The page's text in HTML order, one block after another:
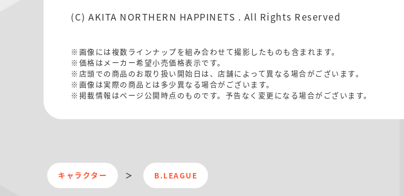
(C) AKITA NORTHERN HAPPINETS . All Rights Reserved
※画像には複数ラインナップを組み合わせて撮影したものも含まれます。
※価格はメーカー希望小売価格表示です。
※店頭での商品のお取り扱い開始日は、店舗によって異なる場合がございます。
※画像は実際の商品とは多少異なる場合がございます。
※掲載情報はページ公開時点のものです。予告なく変更になる場合がございます。
キャラクター B.LEAGUE